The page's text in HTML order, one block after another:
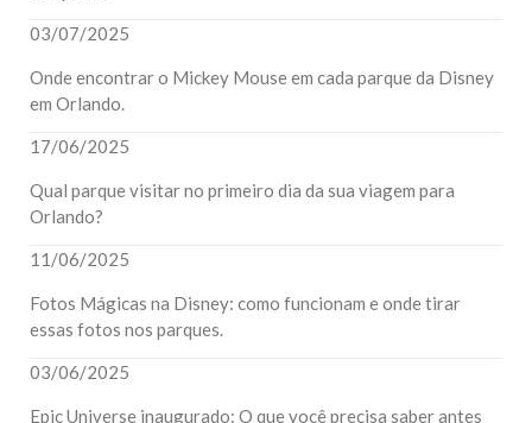
03/07/2025
Onde encontrar o Mickey Mouse em cada parque da Disney
em Orlando.
17/06/2025
Qual parque visitar no primeiro dia da sua viagem para
Orlando?
11/06/2025
Fotos Mágicas na Disney: como funcionam e onde tirar
essas fotos nos parques.
03/06/2025
Epic Universe inaugurado: O que você precisa saber antes